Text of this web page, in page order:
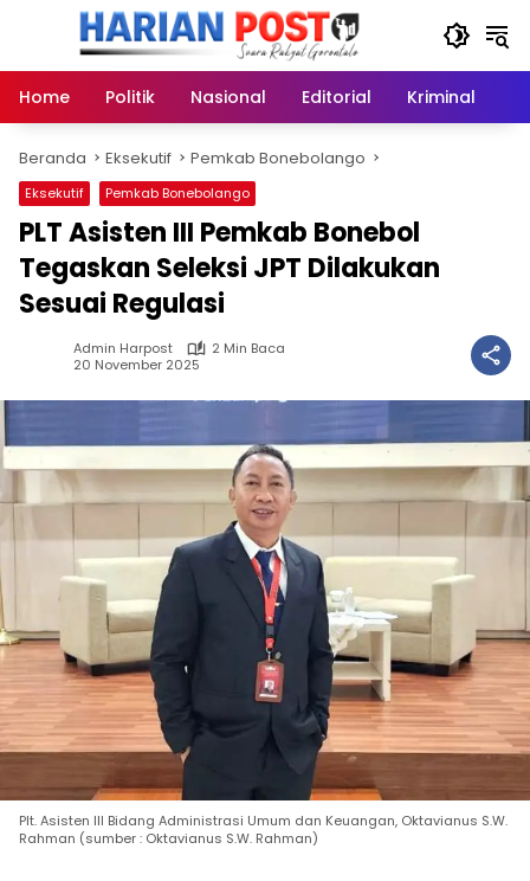
Home
Politik Nasional Editorial Kriminal
Beranda Eksekutif Pemkab Bonebolango
Eksekutif Pemkab Bonebolango
PLT Asisten III Pemkab Bonebol
Tegaskan Seleksi JPT Dilakukan
Sesuai Regulasi
Admin Harpost
2 Min Baca
20 November 2025
Plt. Asisten III Bidang Administrasi Umum dan Keuangan, Oktavianus S.W.
Rahman (sumber : Oktavianus S.W. Rahman)